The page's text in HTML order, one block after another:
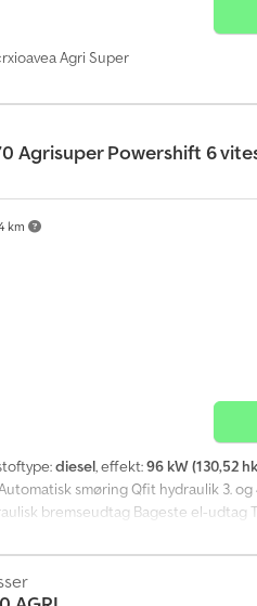
Agri Super
km
Agrisuper Powershift 6
diesel, effekt:96 kW (130,52
smøring Qfit hydraulik 3.
bremseudtag Bageste el-
JCB 4,8 l Effekt: 96 kW